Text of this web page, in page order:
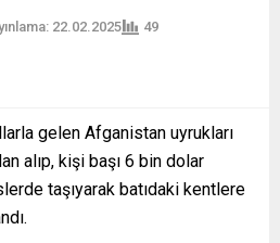
22.02.2025 49
gelen Afganistan uyrukları
alıp, kişi başı 6 bin dolar
taşıyarak batıdaki kentlere